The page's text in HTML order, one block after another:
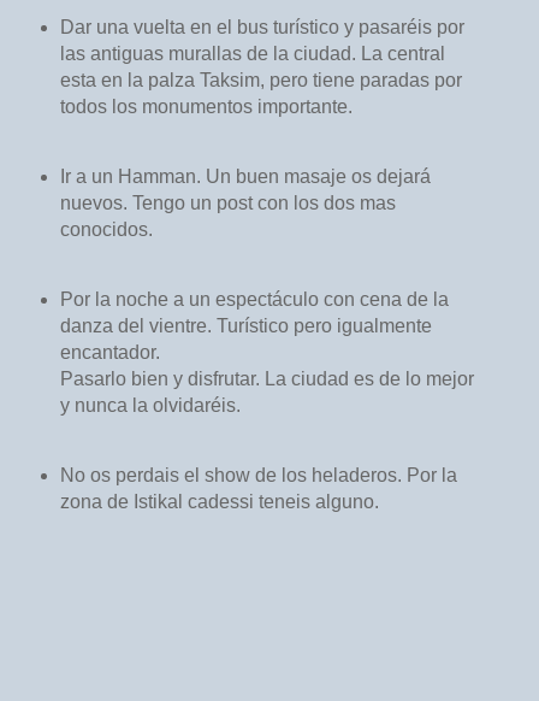
Dar una vuelta en el bus turístico y pasaréis por
las antiguas murallas de la ciudad. La central
esta en la palza Taksim, pero tiene paradas por
todos los monumentos importante.
Ir a un Hamman. Un buen masaje os dejará
nuevos. Tengo un post con los dos mas
conocidos.
Por la noche a un espectáculo con cena de la
danza del vientre. Turístico pero igualmente
encantador.
Pasarlo bien y disfrutar. La ciudad es de lo mejor
y nunca la olvidaréis.
No os perdais el show de los heladeros. Por la
zona de Istikal cadessi teneis alguno.